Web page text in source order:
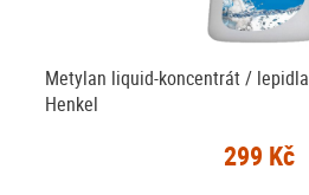
Metylan liquid-koncentrát /
Henkel
299 Kč